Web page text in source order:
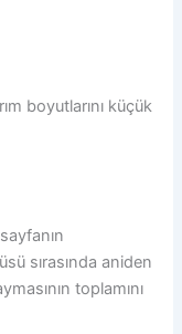
boyutlarını küçük
sırasında aniden
toplamını